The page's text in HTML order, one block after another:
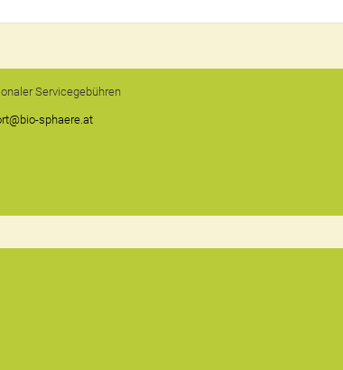
Servicegebühren
sphaere.at